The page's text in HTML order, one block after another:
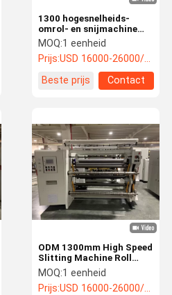
1300 hogesnelheids-
omrol- en snijmachine
voor bedekt papier,
hogeprecisiesnijmachine
MOQ:1 eenheid
Prijs:USD 16000-26000/unit
Beste prijs
Contact
ODM 1300mm High Speed
Slitting Machine Roll
Paper Surface Slitting
Machine Snijmachine
MOQ:1 eenheid
Prijs:USD 16000-26000/unit